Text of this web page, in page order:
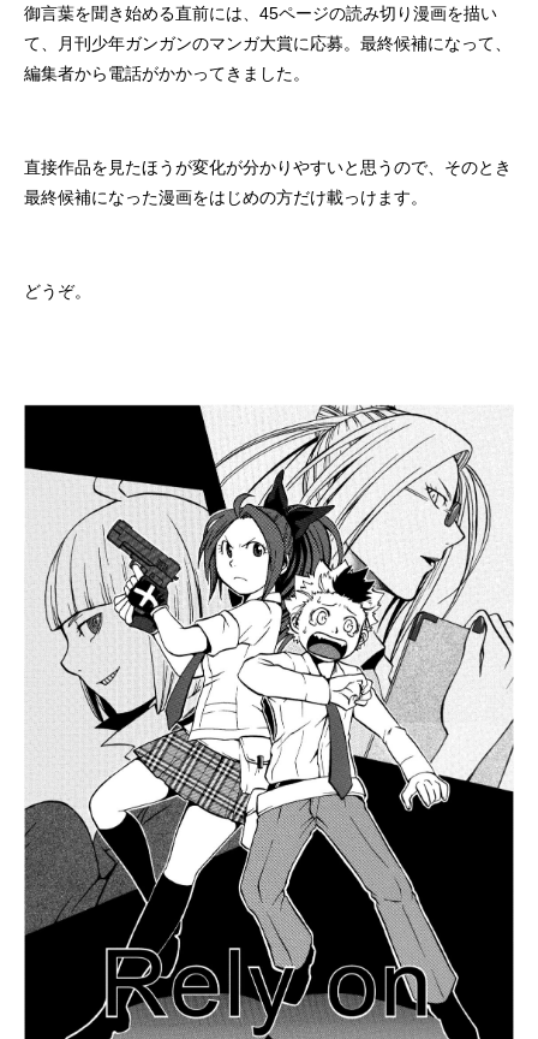
2019.05.25 2018.09.29
2025.07.27 2024.01.24
御言葉を聞き始める直前には、45ページの読み切り漫画を描い
て、月刊少年ガンガンのマンガ大賞に応募。最終候補になって、
編集者から電話がかかってきました。
直接作品を見たほうが変化が分かりやすいと思うので、そのとき
最終候補になった漫画をはじめの方だけ載っけます。
どうぞ。